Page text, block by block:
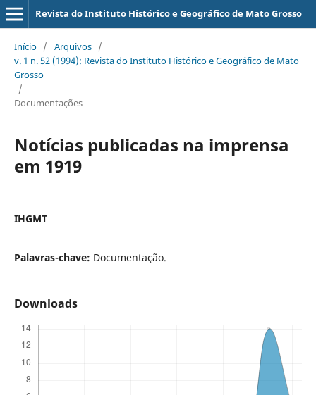
Revista do Instituto Histórico e Geográfico de Mato Grosso
Início / Arquivos /
v. 1 n. 52 (1994): Revista do Instituto Histórico e Geográfico de Mato
Grosso
/
Documentações
Notícias publicadas na imprensa
em 1919
IHGMT
Palavras-chave: Documentação.
Downloads